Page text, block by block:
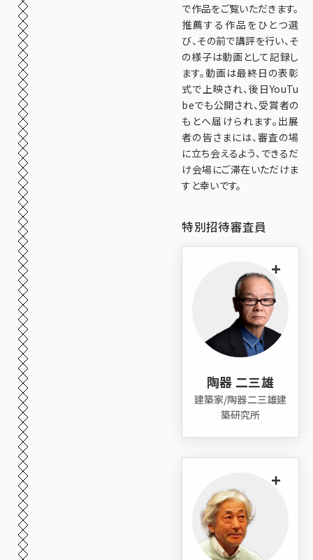
で作品をご覧いただきます。
推薦する作品をひとつ選
び、その前で講評を行い、そ
の様子は動画として記録し
ます。動画は最終日の表彰
式で上映され、後日YouTu
beでも公開され、受賞者の
もとへ届けられます。出展
者の皆さまには、審査の場
に立ち会えるよう、できるだ
け会場にご滞在いただけま
すと幸いです。
特別招待審査員
+
陶器 二三雄
建築家/陶器二三雄建
築研究所
+